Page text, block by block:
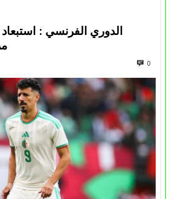
الدوري الفرنسي :
0